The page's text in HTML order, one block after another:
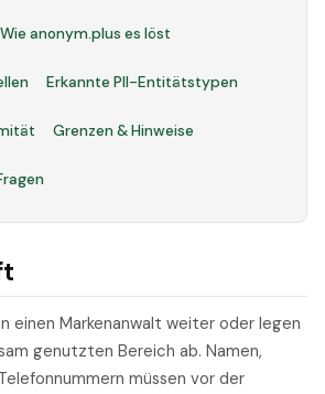
Wie anonym.plus es löst
Erkannte PII-Entitätstypen
Grenzen & Hinweise
einen Markenanwalt weiter oder legen
genutzten Bereich ab. Namen,
müssen vor der